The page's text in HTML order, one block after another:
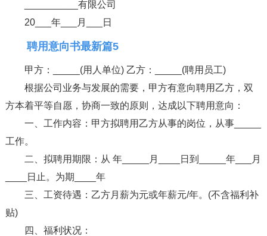
__________有限公司
20___年___月___日
聘用意向书最新篇5
甲方：_____(用人单位) 乙方：_____(聘用员工)
根据公司业务与发展的需要，甲方有意向聘用乙方，双
方本着平等自愿，协商一致的原则，达成以下聘用意向：
一、工作内容：甲方拟聘用乙方从事的岗位，从事_____
工作。
二、拟聘用期限：从 年_____月____日到_____年___月
____日止。为期____年
三、工资待遇：乙方月薪为元或年薪元/年。(不含福利补
贴)
四、福利状况：